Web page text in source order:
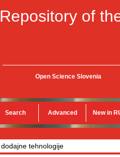
Repository of
Open Science Slovenia
Search Advanced New in